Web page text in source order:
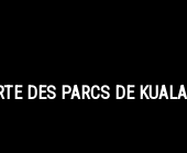
DES PARCS DE